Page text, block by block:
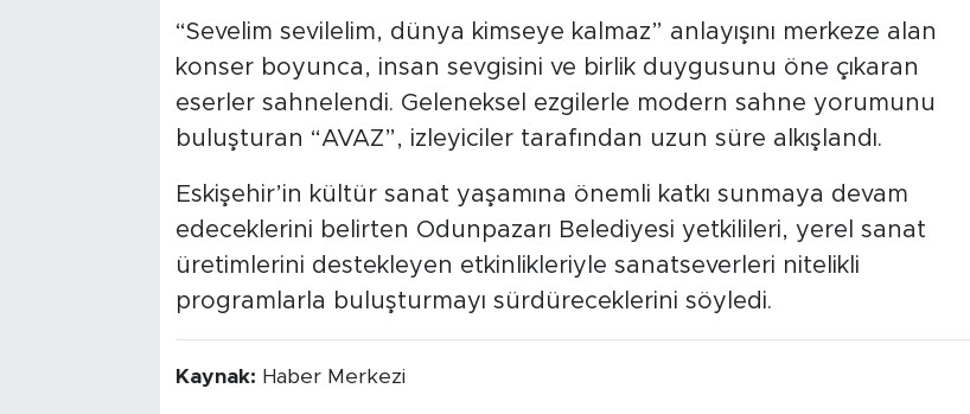
“Sevelim sevilelim, dünya kimseye kalmaz” anlayışını merkeze alan
konser boyunca, insan sevgisini ve birlik duygusunu öne çıkaran
eserler sahnelendi. Geleneksel ezgilerle modern sahne yorumunu
buluşturan “AVAZ”, izleyiciler tarafından uzun süre alkışlandı.
Eskişehir’in kültür sanat yaşamına önemli katkı sunmaya devam
edeceklerini belirten Odunpazarı Belediyesi yetkilileri, yerel sanat
üretimlerini destekleyen etkinlikleriyle sanatseverleri nitelikli
programlarla buluşturmayı sürdüreceklerini söyledi.
Kaynak: Haber Merkezi